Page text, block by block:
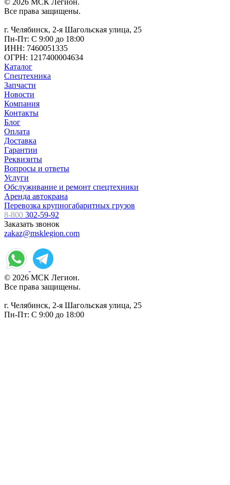
Все права защищены.
г. Челябинск, 2-я Шагольская улица, 25
Пн-Пт: С 9:00 до 18:00
ИНН: 7460051335
ОГРН: 1217400004634
Каталог
Спецтехника
Запчасти
Новости
Компания
Контакты
Блог
Оплата
Доставка
Гарантии
Реквизиты
Вопросы и ответы
Услуги
Обслуживание и ремонт спецтехники
Аренда автокрана
Перевозка крупногабаритных грузов
8-800 302-59-92
Заказать звонок
zakaz@msklegion.com
© 2026 МСК Легион.
Все права защищены.
г. Челябинск, 2-я Шагольская улица, 25
Пн-Пт: С 9:00 до 18:00